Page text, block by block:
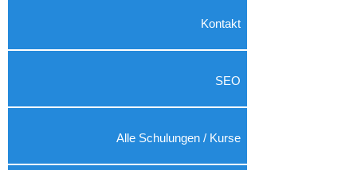
Kontakt
SEO
Alle Schulungen / Kurse